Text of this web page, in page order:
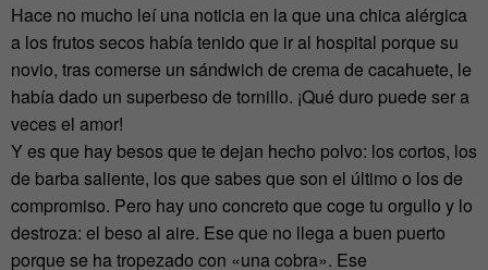
Hace no mucho leí una noticia en la que una chica alérgica
a los frutos secos había tenido que ir al hospital porque su
novio, tras comerse un sándwich de crema de cacahuete, le
había dado un superbeso de tornillo. ¡Qué duro puede ser a
veces el amor!
Y es que hay besos que te dejan hecho polvo: los cortos, los
de barba saliente, los que sabes que son el último o los de
compromiso. Pero hay uno concreto que coge tu orgullo y lo
destroza: el beso al aire. Ese que no llega a buen puerto
porque se ha tropezado con «una cobra». Ese